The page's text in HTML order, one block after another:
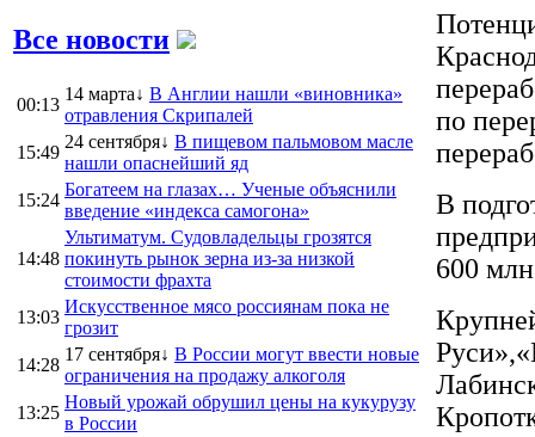
Все новости
00:13
14 марта↓ В Англии нашли «виновника»
отравления Скрипалей
15:49
24 сентября↓ В пищевом пальмовом масле
нашли опаснейший яд
15:24
Богатеем на глазах… Ученые объяснили
введение «индекса самогона»
14:48
Ультиматум. Судовладельцы грозятся
покинуть рынок зерна из-за низкой
стоимости фрахта
13:03
Искусственное мясо россиянам пока не
грозит
14:28
17 сентября↓ В России могут ввести новые
ограничения на продажу алкоголя
13:25
Новый урожай обрушил цены на кукурузу
в России
по
В
600